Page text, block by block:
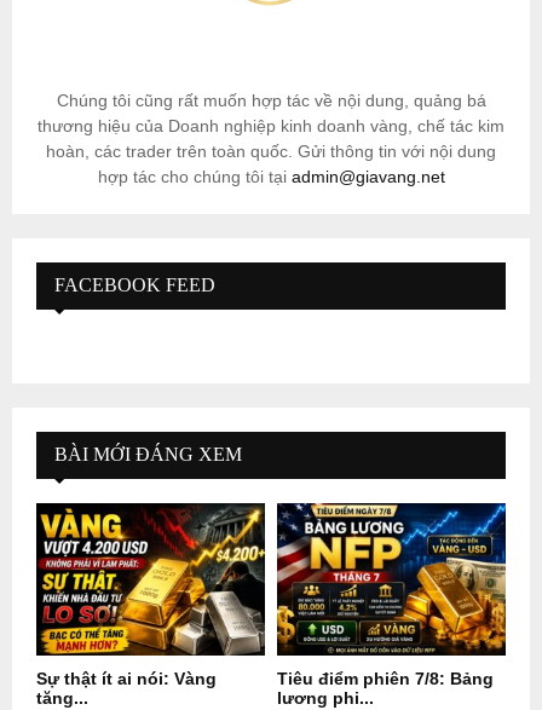
Chúng tôi cũng rất muốn hợp tác về nội dung, quảng bá
thương hiệu của Doanh nghiệp kinh doanh vàng, chế tác kim
hoàn, các trader trên toàn quốc. Gửi thông tin với nội dung
hợp tác cho chúng tôi tại admin@giavang.net
FACEBOOK FEED
BÀI MỚI ĐÁNG XEM
Sự thật ít ai nói: Vàng
tăng...
Tiêu điểm phiên 7/8: Bảng
lương phi...